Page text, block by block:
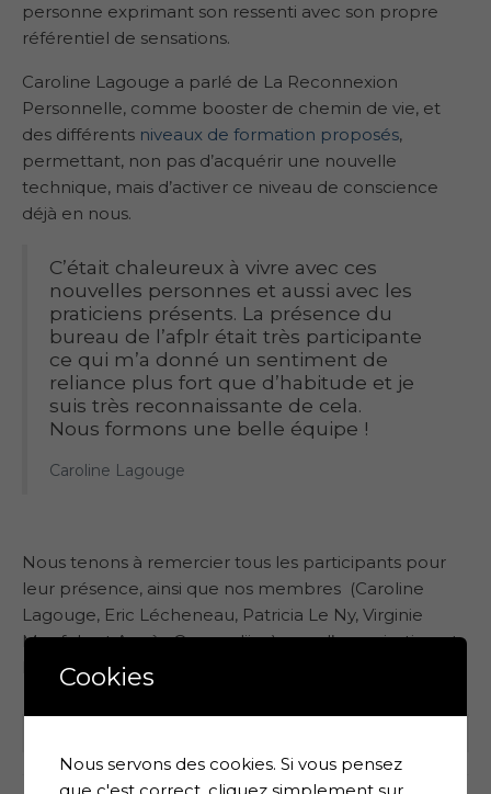
personne exprimant son ressenti avec son propre
référentiel de sensations.
Caroline Lagouge a parlé de La Reconnexion
Personnelle, comme booster de chemin de vie, et
des différents niveaux de formation proposés,
permettant, non pas d’acquérir une nouvelle
technique, mais d’activer ce niveau de conscience
déjà en nous.
C’était chaleureux à vivre avec ces
nouvelles personnes et aussi avec les
praticiens présents. La présence du
bureau de l’afplr était très participante
ce qui m’a donné un sentiment de
reliance plus fort que d’habitude et je
suis très reconnaissante de cela.
Nous formons une belle équipe !
Caroline Lagouge
Nous tenons à remercier tous les participants pour
leur présence, ainsi que nos membres (Caroline
Lagouge, Eric Lécheneau, Patricia Le Ny, Virginie
Moufok, et Agnès Osmandjian) pour l’organisation et
la promotion de cet événement.
Cookies
Nous servons des cookies. Si vous pensez
que c'est correct, cliquez simplement sur